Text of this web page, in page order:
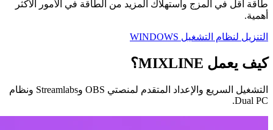
طاقة أقل في المزج واستهلاك المزيد من الطاقة في الأمور الأكثر
أهمية.
التنزيل لنظام التشغيل WINDOWS
كيف يعمل MIXLINE؟
التشغيل السريع والإعداد المتقدم لمنصتي OBS وStreamlabs ونظام
Dual PC.